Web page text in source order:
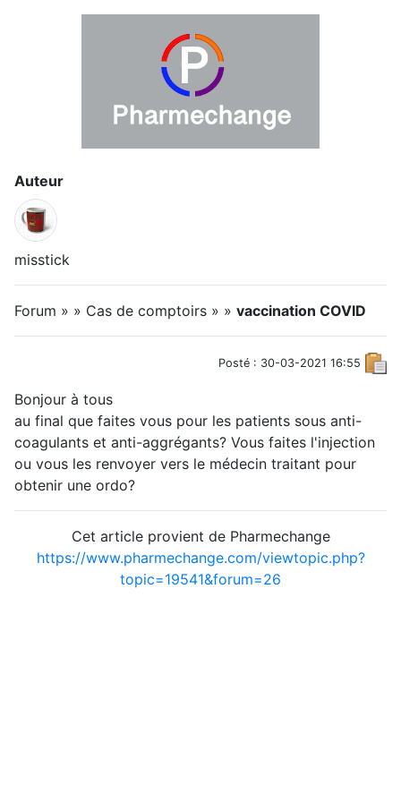
Auteur
misstick
Forum » » Cas de comptoirs » » vaccination COVID
Posté : 30-03-2021 16:55
Bonjour à tous
au final que faites vous pour les patients sous anti-
coagulants et anti-aggrégants? Vous faites l'injection
ou vous les renvoyer vers le médecin traitant pour
obtenir une ordo?
Cet article provient de Pharmechange
https://www.pharmechange.com/viewtopic.php?
topic=19541&forum=26